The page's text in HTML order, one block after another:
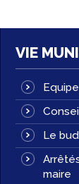
VIE
Le
maire